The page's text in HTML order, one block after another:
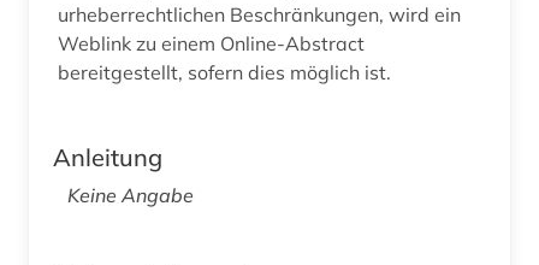
urheberrechtlichen Beschränkungen, wird ein
Weblink zu einem Online-Abstract
bereitgestellt, sofern dies möglich ist.
Anleitung
Keine Angabe